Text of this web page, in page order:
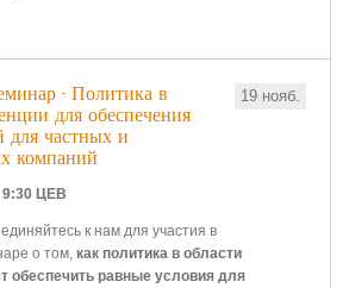
- Политика в
для обеспечения
для частных и
компаний
19 нояб.
9:30 ЦЕВ
к нам для участия в
о том, как политика в области
обеспечить равные условия для